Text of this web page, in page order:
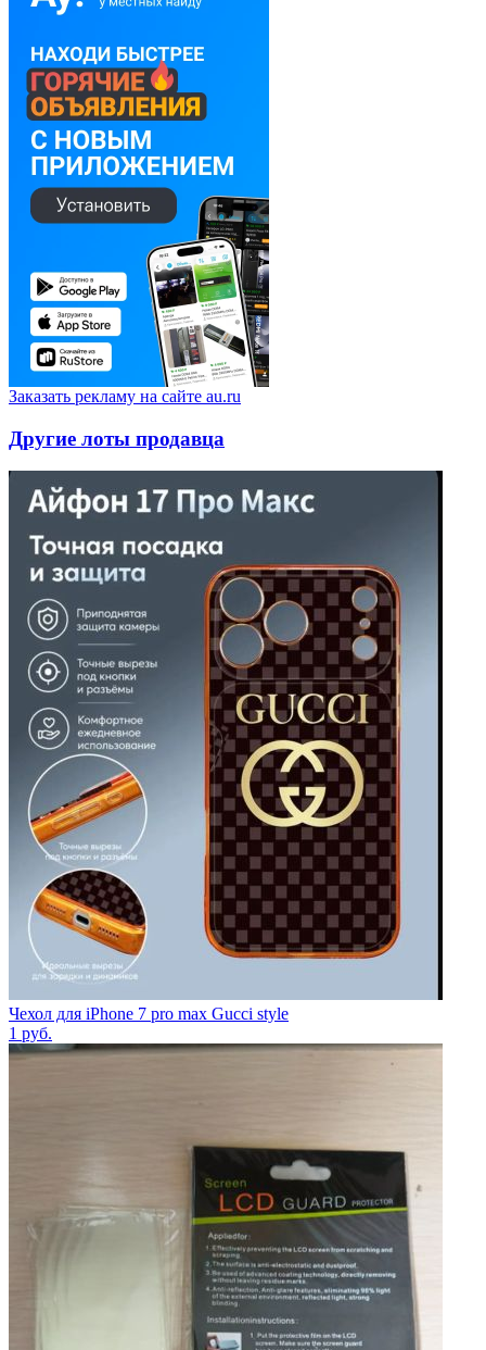
Заказать рекламу на сайте au.ru
Другие лоты продавца
Чехол для iPhone 7 pro max Gucci style
1 руб.